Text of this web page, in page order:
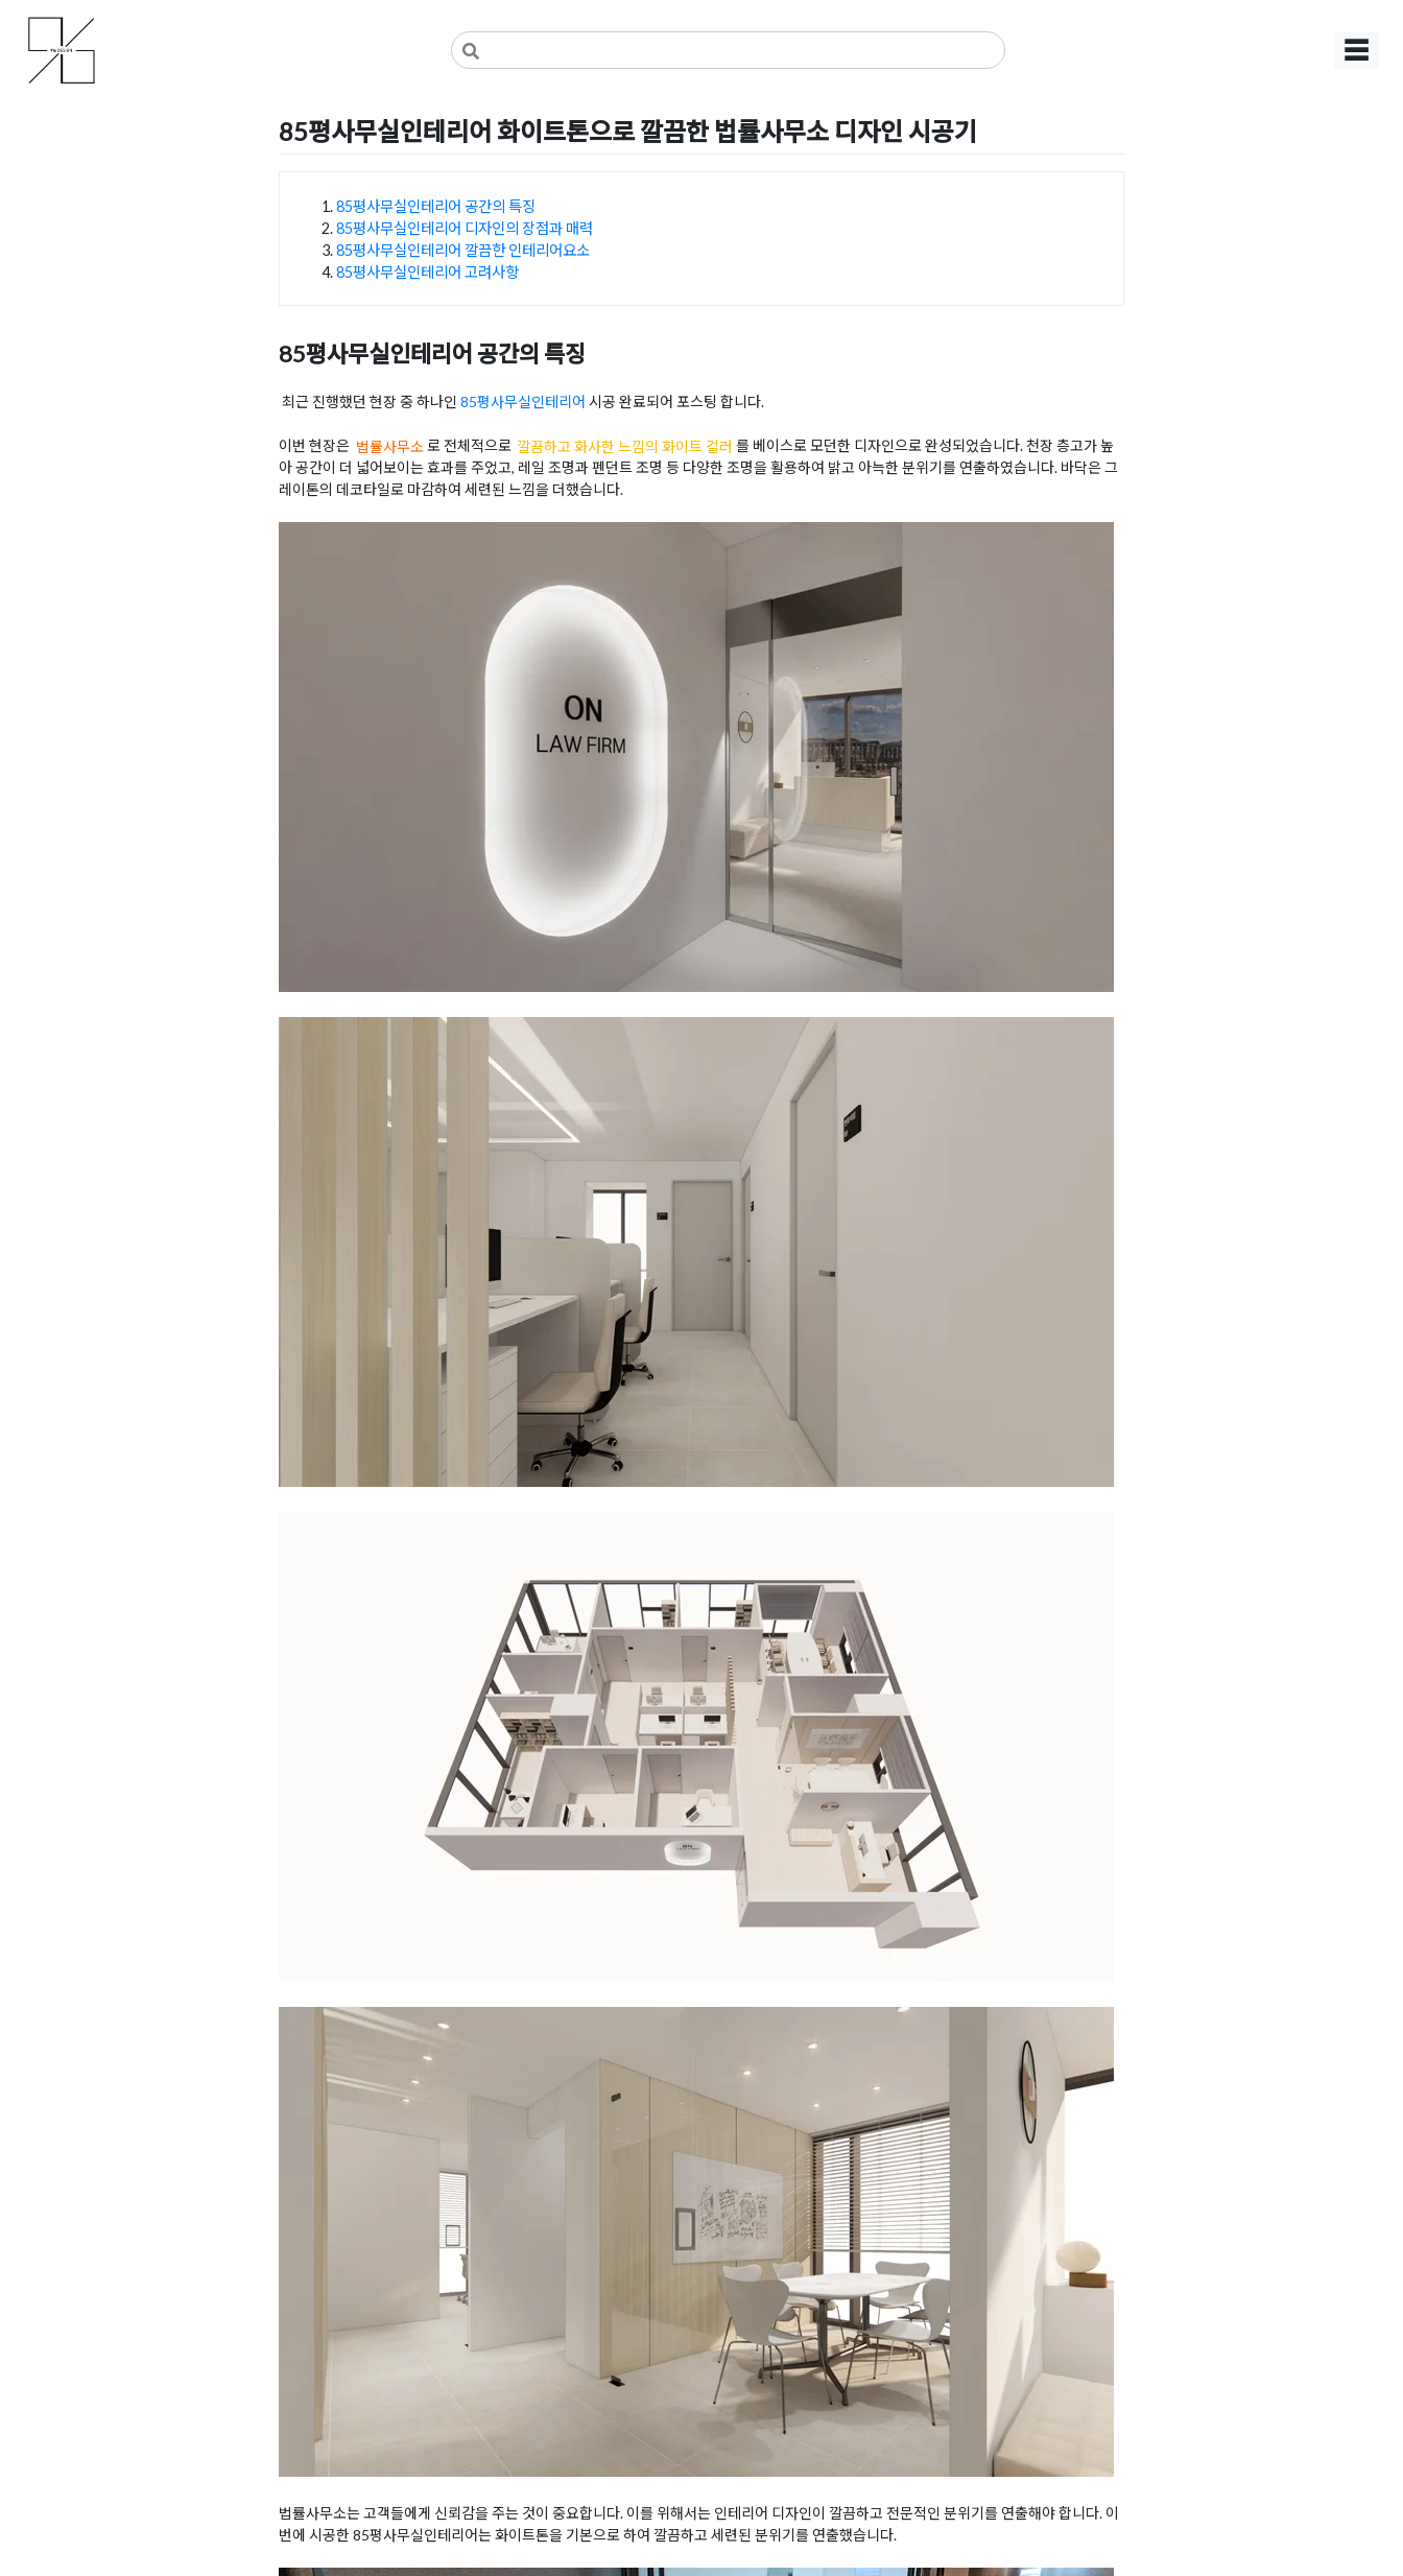
content
사무실인테리어 디자인 공사 비용견적 플랫폼
사무실인테리어 916
☰
85평사무실인테리어 화이트톤으로 깔끔한 법률사무소 디자인 시공기
85평사무실인테리어 공간의 특징
85평사무실인테리어 디자인의 장점과 매력
85평사무실인테리어 깔끔한 인테리어요소
85평사무실인테리어 고려사항
85평사무실인테리어 공간의 특징
최근 진행했던 현장 중 하나인 85평사무실인테리어 시공 완료되어 포스팅 합니다.
이번 현장은 법률사무소 로 전체적으로 깔끔하고 화사한 느낌의 화이트 컬러 를 베이스로 모던한 디자인으로 완성되었습니다. 천장 층고가 높
아 공간이 더 넓어보이는 효과를 주었고, 레일 조명과 펜던트 조명 등 다양한 조명을 활용하여 밝고 아늑한 분위기를 연출하였습니다. 바닥은 그
레이톤의 데코타일로 마감하여 세련된 느낌을 더했습니다.
법률사무소는 고객들에게 신뢰감을 주는 것이 중요합니다. 이를 위해서는 인테리어 디자인이 깔끔하고 전문적인 분위기를 연출해야 합니다. 이
번에 시공한 85평사무실인테리어는 화이트톤을 기본으로 하여 깔끔하고 세련된 분위기를 연출했습니다.